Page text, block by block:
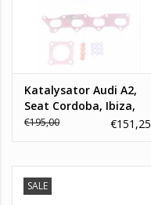
Katalysator Audi A2,
Seat Cordoba, Ibiza,
Skoda Fabia,
€195,00 €151,25
SALE